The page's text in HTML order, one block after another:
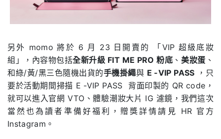
另外 momo 將於 6 月 23 日開賣的 「VIP 超級底妝
組」，內容物包括全新升級 FIT ME PRO粉底 、美妝蛋 、
和綠/黃/黑三色隨機出貨的手機掛繩與 E -VIP PASS ，只
要於活動期間掃描 E -VIP PASS
背面印製的 QR code，
就可以進入官網 VTO、體驗潮妝大片 IG 濾鏡，我們這次
當然也為讀者準備好福利，贈獎詳情請見 HR 官方
Instagram。